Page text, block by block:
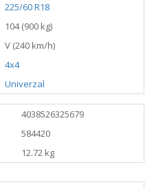
225/60 R18
104 (900 kg)
V (240 km/h)
4x4
Univerzal
4038526325679
584420
12.72 kg